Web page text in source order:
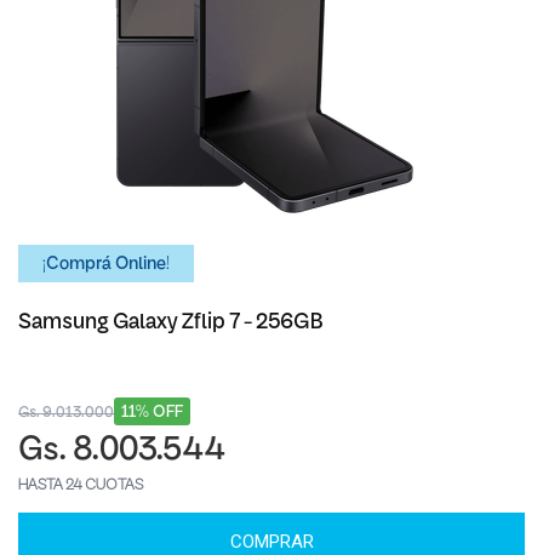
¡Comprá Online!
Samsung Galaxy Zflip 7 - 256GB
11% OFF
Gs. 9.013.000
Gs. 8.003.544
HASTA 24 CUOTAS
COMPRAR